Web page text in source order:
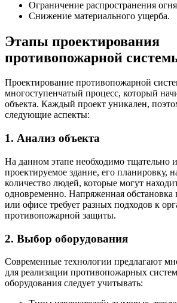
Ограничение распространения
Снижение материального ущерба.
Этапы проектирования
противопожарной
Проектирование противопожарной
многоступенчатый процесс, который
объекта. Каждый проект уникален,
следующие аспекты:
1. Анализ объекта
На данном этапе необходимо тщательно
проектируемое здание, его планировку,
количество людей, которые могут
одновременно. Напряженная обстановка
или офисе требует разных подходов к
противопожарной защиты.
2. Выбор оборудования
Современные технологии предлагают
для реализации противопожарных
оборудования следует учитывать: